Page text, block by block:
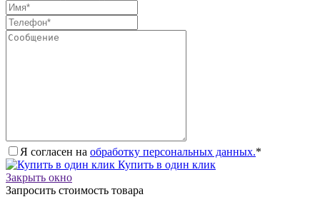
Я согласен на обработку персональных данных.*
Купить в один клик
Закрыть окно
Запросить стоимость товара